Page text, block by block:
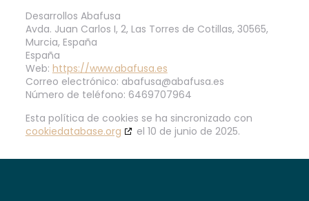
Desarrollos Abafusa
Avda. Juan Carlos I, 2, Las Torres de Cotillas, 30565,
Murcia, España
España
Web: https://www.abafusa.es
Correo electrónico: abafusa@abafusa.es
Número de teléfono: 6469707964
Esta política de cookies se ha sincronizado con
cookiedatabase.org
el 10 de junio de 2025.